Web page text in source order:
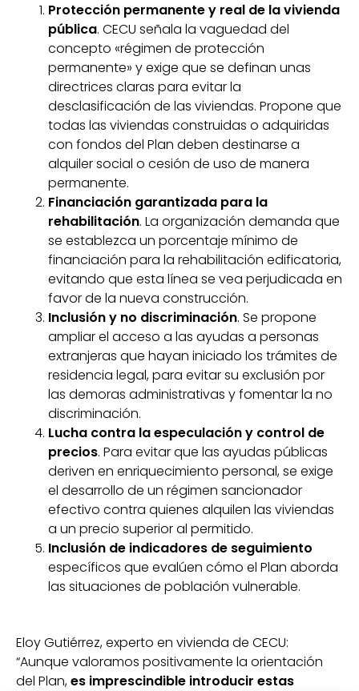
Protección permanente y real de la vivienda
pública. CECU señala la vaguedad del
concepto «régimen de protección
permanente» y exige que se definan unas
directrices claras para evitar la
desclasificación de las viviendas. Propone que
todas las viviendas construidas o adquiridas
con fondos del Plan deben destinarse a
alquiler social o cesión de uso de manera
permanente.
Financiación garantizada para la
rehabilitación. La organización demanda que
se establezca un porcentaje mínimo de
financiación para la rehabilitación edificatoria,
evitando que esta línea se vea perjudicada en
favor de la nueva construcción.
Inclusión y no discriminación. Se propone
ampliar el acceso a las ayudas a personas
extranjeras que hayan iniciado los trámites de
residencia legal, para evitar su exclusión por
las demoras administrativas y fomentar la no
discriminación.
Lucha contra la especulación y control de
precios. Para evitar que las ayudas públicas
deriven en enriquecimiento personal, se exige
el desarrollo de un régimen sancionador
efectivo contra quienes alquilen las viviendas
a un precio superior al permitido.
Inclusión de indicadores de seguimiento
específicos que evalúen cómo el Plan aborda
las situaciones de población vulnerable.
Eloy Gutiérrez, experto en vivienda de CECU:
“Aunque valoramos positivamente la orientación
del Plan,es imprescindible introducir estas